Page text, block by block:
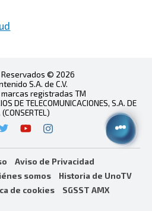
© 2026
S.A. de C.V.
registradas TM
DE TELECOMUNICACIONES, S.A. DE
(CONSERTEL)
Aviso de Privacidad
somos
Historia de UnoTV
de cookies SGSST AMX